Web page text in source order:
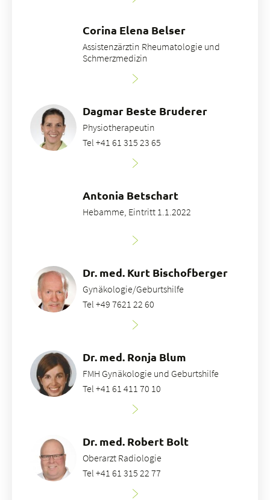
Corina Elena Belser
Assistenzärztin Rheumatologie und
Schmerzmedizin
Dagmar Beste Bruderer
Physiotherapeutin
Tel +41 61 315 23 65
Antonia Betschart
Hebamme, Eintritt 1.1.2022
Dr. med. Kurt Bischofberger
Gynäkologie/Geburtshilfe
Tel +49 7621 22 60
Dr. med. Ronja Blum
FMH Gynäkologie und Geburtshilfe
Tel +41 61 411 70 10
Dr. med. Robert Bolt
Oberarzt Radiologie
Tel +41 61 315 22 77